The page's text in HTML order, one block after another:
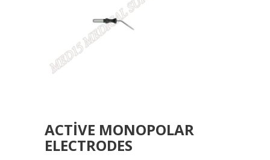
ACTIVE MONOPOLAR
ELECTRODES